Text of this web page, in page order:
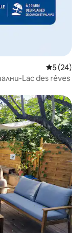
Средна
5 (24)
Lac des rêves